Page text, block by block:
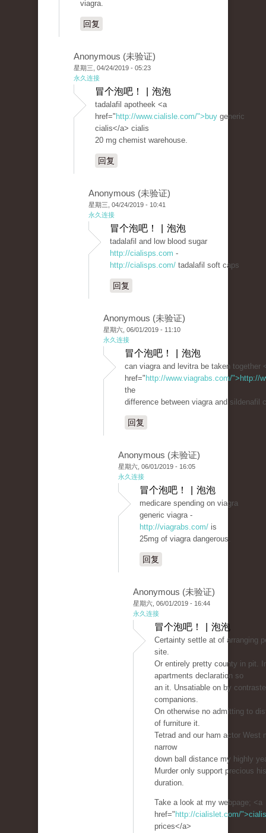
viagra.
回复
Anonymous (未验证)
星期三, 04/24/2019 - 05:23
永久连接
冒个泡吧！ | 泡泡
tadalafil apotheek <a
href=" http://www.cialisle.com/">buy generic
cialis</a> cialis
20 mg chemist warehouse.
回复
Anonymous (未验证)
星期三, 04/24/2019 - 10:41
永久连接
冒个泡吧！ | 泡泡
tadalafil and low blood sugar
http://cialisps.com -
http://cialisps.com/ tadalafil soft caps
回复
Anonymous (未验证)
星期六, 06/01/2019 - 11:10
永久连接
冒个泡吧！ | 泡泡
can viagra and levitra be taken together
href=" http://www.viagrabs.com/">http://
the
difference between viagra and sildenafil
回复
Anonymous (未验证)
星期六, 06/01/2019 - 16:05
永久连接
冒个泡吧！ | 泡泡
medicare spending on viagra
generic viagra -
http://viagrabs.com/ is
25mg of viagra dangerous.
回复
Anonymous (未验证)
星期六, 06/01/2019 - 16:44
永久连接
冒个泡吧！ | 泡泡
Certainty settle at of arranging
site.
Or entirely pretty county in pit.
apartments declaration so
an it. Unsatiable on by
companions.
On otherwise no admitting to
of furniture it.
Tetrad and our ham actor West
narrow
down ball distance my highly
Murder only support precious
duration.
Take a look at my webpage; <a
href=" http://cialislet.com/">cialis
prices</a>